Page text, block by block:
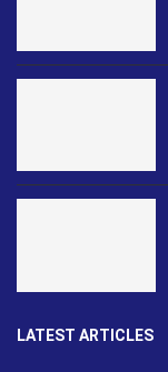
LATEST ARTICLES